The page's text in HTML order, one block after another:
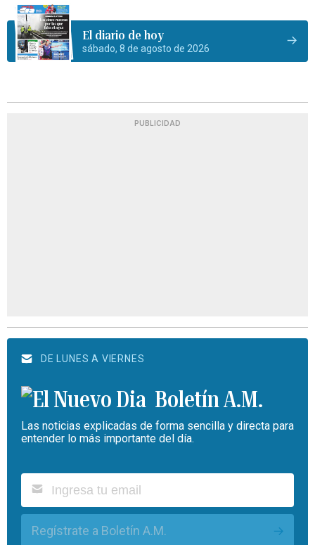
El diario de hoy
sábado, 8 de agosto de 2026
PUBLICIDAD
DE LUNES A VIERNES
Boletín A.M.
Las noticias explicadas de forma sencilla y directa para
entender lo más importante del día.
Regístrate a Boletín A.M.